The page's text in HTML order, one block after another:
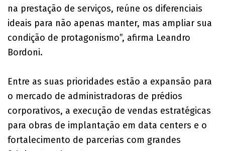
na prestação de serviços, reúne os diferenciais
ideais para não apenas manter, mas ampliar sua
condição de protagonismo”, afirma Leandro
Bordoni.
Entre as suas prioridades estão a expansão para
o mercado de administradoras de prédios
corporativos, a execução de vendas estratégicas
para obras de implantação em data centers e o
fortalecimento de parcerias com grandes